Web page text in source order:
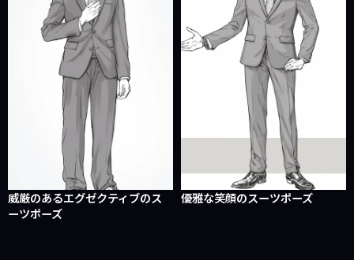
威厳のあるエグゼクティブのス
ーツポーズ
優雅な笑顔のスーツポーズ